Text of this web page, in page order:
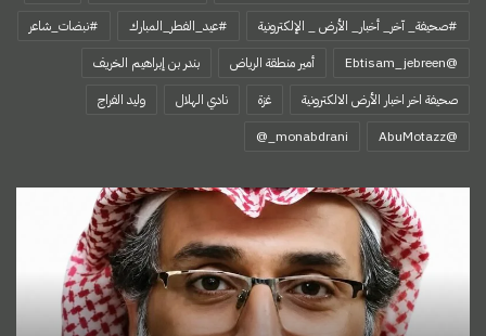
#صحيفة_ آخر_ أخبار_ الأرض _ الإلكترونية
#عيد_الفطر_المبارك
#نبضات_شاعر
@Ebtisam_jebreen
أمير منطقة الرياض
بندر بن إبراهيم الخريف
صحيفة اخر اخبار الأرض الالكترونية
غزة نادي الهلال
وليد الفراج
‏@AbuMotazz